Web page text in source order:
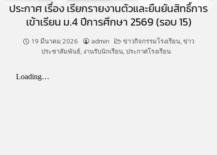
ประกาศ เรื่อง เรียกรายงานตัวและยืนยันสิทธิ์การ
เข้าเรียน ม.4 ปีการศึกษา 2569 (รอบ 15)
19 มีนาคม 2026 admin ข่าวกิจกรรมโรงเรียน,ข่าว
ประชาสัมพันธ์, งานรับนักเรียน,ประกาศโรงเรียน